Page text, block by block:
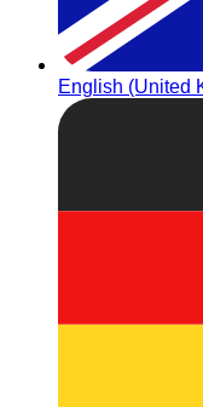
English (United